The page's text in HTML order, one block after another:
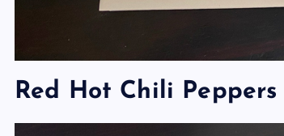
Red Hot Chili Peppers